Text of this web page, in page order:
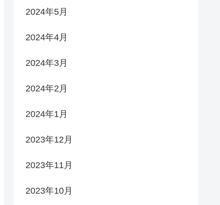
2024年5月
2024年4月
2024年3月
2024年2月
2024年1月
2023年12月
2023年11月
2023年10月